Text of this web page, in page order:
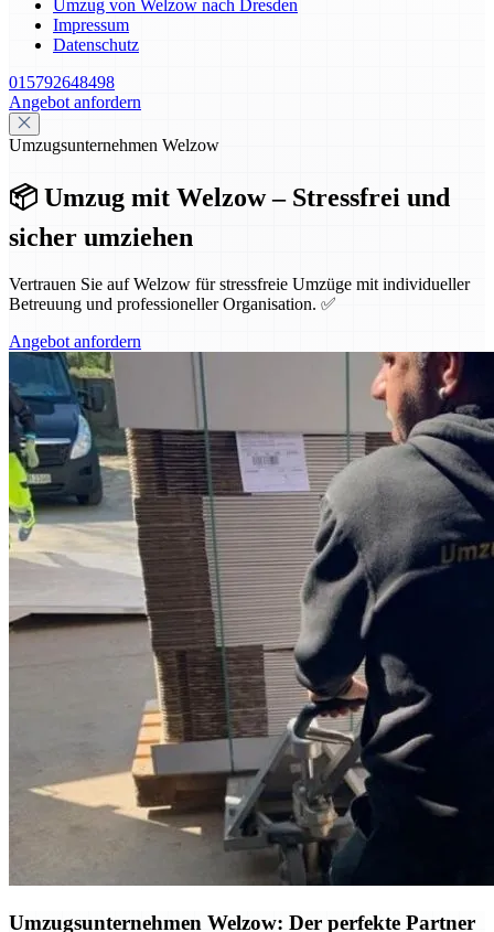
Umzug von Welzow nach Dresden
Impressum
Datenschutz
015792648498
Angebot anfordern
Umzugsunternehmen Welzow
📦 Umzug mit Welzow – Stressfrei und
sicher umziehen
Vertrauen Sie auf Welzow für stressfreie Umzüge mit individueller
Betreuung und professioneller Organisation. ✅
Angebot anfordern
Umzugsunternehmen Welzow: Der perfekte Partner